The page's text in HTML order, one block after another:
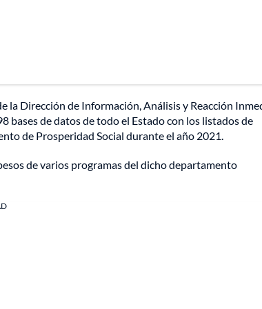
la Dirección de Información, Análisis y Reacción
bases de datos de todo el Estado con los listados de
de Prosperidad Social durante el año 2021.
de varios programas del dicho departamento